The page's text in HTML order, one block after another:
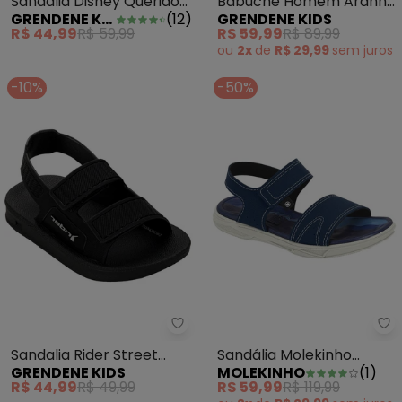
Verde
GRENDENE KIDS (12)
R$ 44,99R$ 59,99
Web Preto
GRENDENE KIDS
R$ 59,99R$ 89,99
ou 2x de R$ 29,99 sem juros
-10%
Grendene Kids - Sandalia
Sandalia Rider Street
Papete Preto
GRENDENE KIDS
R$ 44,99R$ 49,99
-50%
Sandália Molekinho
(Marinho) com Velcro
MOLEKINHO (1)
R$ 59,99R$ 119,99